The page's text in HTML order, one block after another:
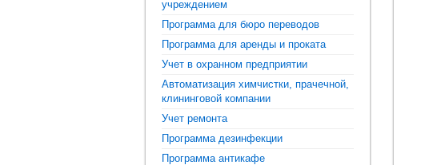
учреждением
Программа для бюро переводов
Программа для аренды и проката
Учет в охранном предприятии
Автоматизация химчистки, прачечной,
клининговой компании
Учет ремонта
Программа дезинфекции
Программа антикафе